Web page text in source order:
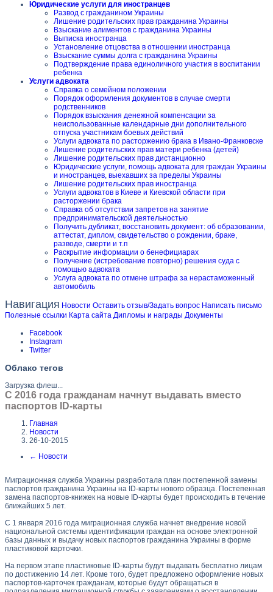
Юридические услуги для иностранцев
Развод с гражданином Украины
Лишение родительских прав гражданина Украины
Взыскание алиментов с гражданина Украины
Выписка иностранца
Установление отцовства в отношении иностранца
Взыскание суммы долга с гражданина Украины
Подтверждение права единоличного участия в воспитании
ребенка
Услуги адвоката
Справка о семейном положении
Порядок оформления документов в случае смерти
родственников
Порядок взыскания денежной компенсации за
неиспользованные календарные дни дополнительного
отпуска участникам боевых действий
Услуги адвоката по расторжению брака в Ивано-Франковске
Лишение родительских прав матери ребенка (детей)
Лишение родительских прав дистанционно
Юридические услуги, помощь адвоката для граждан Украины
и иностранцев, выехавших за пределы Украины
Лишение родительских прав иностранца
Услуги адвокатов в Киеве и Киевской области при
расторжении брака
Справка об отсутствии запретов на занятие
предпринимательской деятельностью
Получить дубликат, восстановить документ: об образовании,
аттестат, диплом, свидетельство о рождении, браке,
разводе, смерти и т.п
Раскрытие информации о бенефициарах
Получение (истребование повторно) решения суда с
помощью адвоката
Услуга адвоката по отмене штрафа за нерастаможенный
автомобиль
Навигация Новости Оставить отзыв/Задать вопрос Написать письмо
Полезные ссылки Карта сайта Дипломы и награды Документы
Facebook
Instagram
Twitter
Облако тегов
Загрузка флеш...
С 2016 года гражданам начнут выдавать вместо
паспортов ID-карты
Главная
Новости
26-10-2015
← Новости
Миграционная служба Украины разработала план постепенной замены
паспортов гражданина Украины на ID-карты нового образца. Постепенная
замена паспортов-книжек на новые ID-карты будет происходить в течение
ближайших 5 лет.
С 1 января 2016 года миграционная служба начнет внедрение новой
национальной системы идентификации граждан на основе электронной
базы данных и выдачу новых паспортов гражданина Украины в форме
пластиковой карточки.
На первом этапе пластиковые ID-карты будут выдавать бесплатно лицам
по достижению 14 лет. Кроме того, будет предложено оформление новых
паспортов-карточек гражданам, которые будут обращаться в